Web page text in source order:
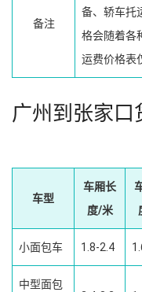
备注
备、轿车托
格会随着各
运费价格表
广州到张家口
车型
车厢长
度/米
小面包车 1.8-2.4
中型面包